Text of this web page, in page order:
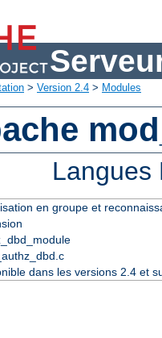
> Version 2.4 > Modules
en groupe et
dans les versions 2.4 et